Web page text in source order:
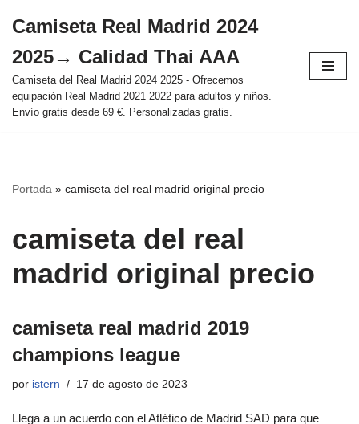
al
contenido
Camiseta Real Madrid 2024
2025→ Calidad Thai AAA
Camiseta del Real Madrid 2024 2025 - Ofrecemos
equipación Real Madrid 2021 2022 para adultos y niños.
Envío gratis desde 69 €. Personalizadas gratis.
Portada » camiseta del real madrid original precio
camiseta del real
madrid original precio
camiseta real madrid 2019
champions league
por istern 17 de agosto de 2023
Llega a un acuerdo con el Atlético de Madrid SAD para que